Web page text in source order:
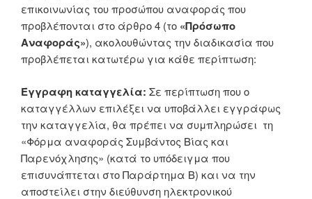
επικοινωνίας του προσώπου αναφοράς που
προβλέπονται στο άρθρο 4 (το «Πρόσωπο
Αναφοράς»), ακολουθώντας την διαδικασία που
προβλέπεται κατωτέρω για κάθε περίπτωση:
Έγγραφη καταγγελία: Σε περίπτωση που ο
καταγγέλλων επιλέξει να υποβάλλει εγγράφως
την καταγγελία, θα πρέπει να συμπληρώσει τη
«Φόρμα αναφοράς Συμβάντος Bίας και
Παρενόχλησης» (κατά το υπόδειγμα που
επισυνάπτεται στο Παράρτημα Β) και να την
αποστείλει στην διεύθυνση ηλεκτρονικού